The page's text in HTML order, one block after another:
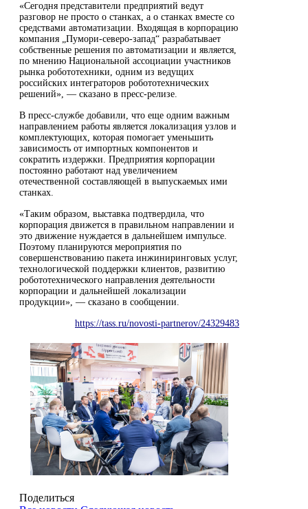
«Сегодня представители предприятий ведут
разговор не просто о станках, а о станках вместе со
средствами автоматизации. Входящая в корпорацию
компания „Пумори-северо-запад“ разрабатывает
собственные решения по автоматизации и является,
по мнению Национальной ассоциации участников
рынка робототехники, одним из ведущих
российских интеграторов робототехнических
решений», — сказано в пресс-релизе.
В пресс-службе добавили, что еще одним важным
направлением работы является локализация узлов и
комплектующих, которая помогает уменьшить
зависимость от импортных компонентов и
сократить издержки. Предприятия корпорации
постоянно работают над увеличением
отечественной составляющей в выпускаемых ими
станках.
«Таким образом, выставка подтвердила, что
корпорация движется в правильном направлении и
это движение нуждается в дальнейшем импульсе.
Поэтому планируются мероприятия по
совершенствованию пакета инжиниринговых услуг,
технологической поддержки клиентов, развитию
робототехнического направления деятельности
корпорации и дальнейшей локализации
продукции», — сказано в сообщении.
https://tass.ru/novosti-partnerov/24329483
Поделиться